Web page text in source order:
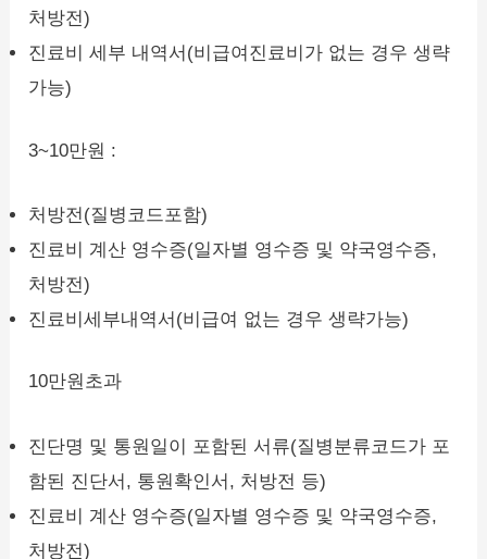
처방전)
진료비 세부 내역서(비급여진료비가 없는 경우 생략
가능)
3~10만원 :
처방전(질병코드포함)
진료비 계산 영수증(일자별 영수증 및 약국영수증,
처방전)
진료비세부내역서(비급여 없는 경우 생략가능)
10만원초과
진단명 및 통원일이 포함된 서류(질병분류코드가 포
함된 진단서, 통원확인서, 처방전 등)
진료비 계산 영수증(일자별 영수증 및 약국영수증,
처방전)